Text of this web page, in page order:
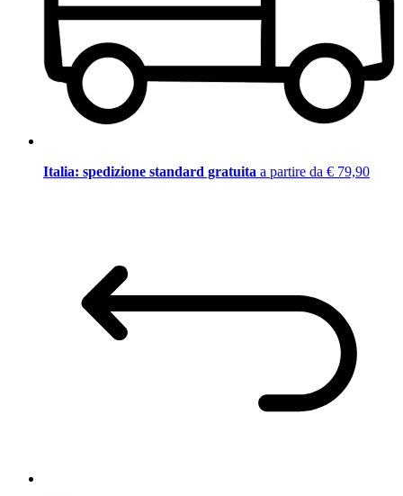
Italia: spedizione standard gratuita a partire da € 79,90